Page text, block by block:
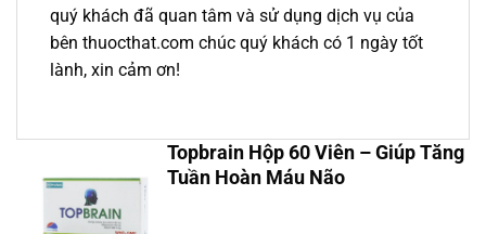
quý khách đã quan tâm và sử dụng dịch vụ của
bên thuocthat.com chúc quý khách có 1 ngày tốt
lành, xin cảm ơn!
Topbrain Hộp 60 Viên – Giúp Tăng
Tuần Hoàn Máu Não